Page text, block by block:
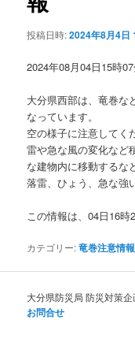
ン
投稿日時:2024年8月4日
2024年08月04日15時
大分県西部は、竜巻な
なっています。
空の様子に注意してく
雷や急な風の変化など
な建物内に移動するな
落雷、ひょう、急な強
この情報は、04日16時
カテゴリー:竜巻注意情報
大分県防災局 防災対策
お問合せ